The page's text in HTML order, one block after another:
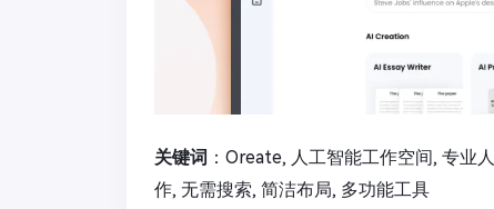
关键词 ：Oreate, 人工智能工作空间, 专业
作, 无需搜索, 简洁布局, 多功能工具